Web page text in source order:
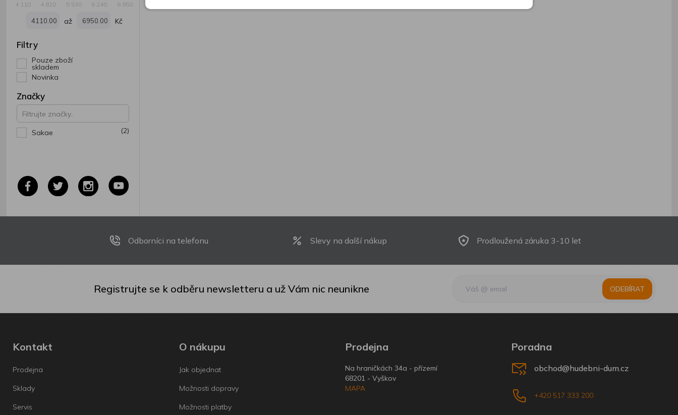
4 110 4 820 5 530 6 240 6 950
až Kč
Filtry
Pouze zboží
skladem
Novinka
Značky
Sakae (2)
Odborníci na telefonu Slevy na další nákup Prodloužená záruka 3-10 let
Registrujte se k odběru newsletteru a už Vám nic neunikne ODEBÍRAT
Kontakt
Prodejna
Sklady
Servis
O nákupu
Jak objednat
Možnosti dopravy
Možnosti platby
Prodejna
Na hraničkách 34a - přízemí
68201 - Vyškov
MAPA
Poradna
obchod@hudebni-dum.cz
+420 517 333 200